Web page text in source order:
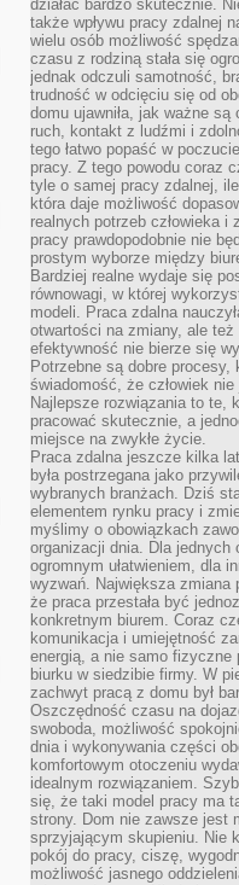
działać bardzo skutecznie.
także wpływu pracy zdalnej
wielu osób możliwość
czasu z rodziną stała się
jednak odczuli samotność,
trudność w odcięciu się od
domu ujawniła, jak ważne są
ruch, kontakt z ludźmi i
tego łatwo popaść w
pracy. Z tego powodu coraz
tyle o samej pracy zdalnej,
która daje możliwość
realnych potrzeb człowieka i
pracy prawdopodobnie nie
prostym wyborze między
Bardziej realne wydaje się
równowagi, w której
modeli. Praca zdalna
otwartości na zmiany, ale też
efektywność nie bierze się
Potrzebne są dobre procesy,
świadomość, że człowiek
Najlepsze rozwiązania to te,
pracować skutecznie, a
miejsce na zwykłe życie.
Praca zdalna jeszcze kilka
była postrzegana jako
wybranych branżach. Dziś
elementem rynku pracy i
myślimy o obowiązkach
organizacji dnia. Dla jednych
ogromnym ułatwieniem, dla
wyzwań. Największa zmiana
że praca przestała być
konkretnym biurem. Coraz
komunikacja i umiejętność
energią, a nie samo fizyczne
biurku w siedzibie firmy. W
zachwyt pracą z domu był
Oszczędność czasu na
swoboda, możliwość
dnia i wykonywania części
komfortowym otoczeniu
idealnym rozwiązaniem.
się, że taki model pracy ma
strony. Dom nie zawsze jest
sprzyjającym skupieniu. Nie
pokój do pracy, ciszę,
możliwość jasnego